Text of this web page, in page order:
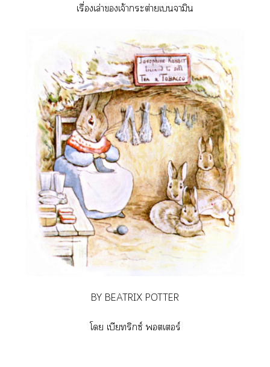
เรื่องเล่าเจ้ากระต่ายเจามิน
BY BEATRIX POTTER
โ เบียทริกซ์ ตเอร์